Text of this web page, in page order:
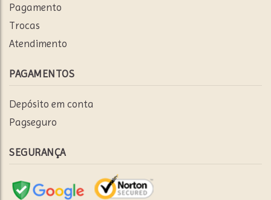
Pagamento
Trocas
Atendimento
PAGAMENTOS
Depósito em conta
Pagseguro
SEGURANÇA